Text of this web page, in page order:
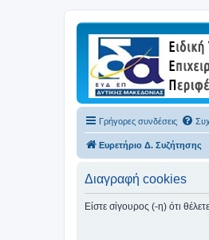
Γρήγορες συνδέσεις
Ευρετήριο Δ. Συζήτησης
Διαγραφή cookies
Είστε σίγουρος (-η) ότι